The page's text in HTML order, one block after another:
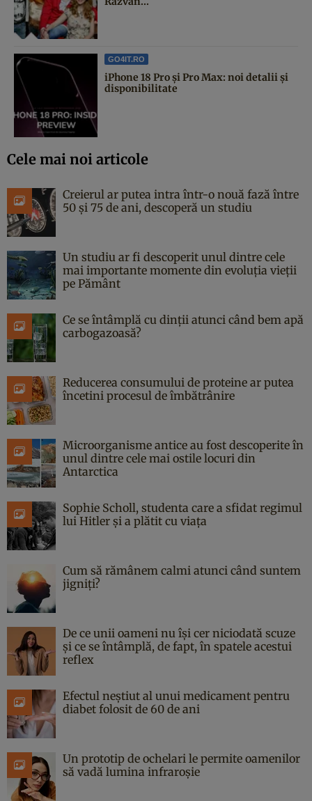
GO4IT.RO
iPhone 18 Pro și Pro Max: noi detalii și
disponibilitate
Cele mai noi articole
Creierul ar putea intra într-o nouă fază între
50 și 75 de ani, descoperă un studiu
Un studiu ar fi descoperit unul dintre cele
mai importante momente din evoluția vieții
pe Pământ
Ce se întâmplă cu dinții atunci când bem apă
carbogazoasă?
Reducerea consumului de proteine ar putea
încetini procesul de îmbătrânire
Microorganisme antice au fost descoperite în
unul dintre cele mai ostile locuri din
Antarctica
Sophie Scholl, studenta care a sfidat regimul
lui Hitler și a plătit cu viața
Cum să rămânem calmi atunci când suntem
jigniți?
De ce unii oameni nu își cer niciodată scuze
și ce se întâmplă, de fapt, în spatele acestui
reflex
Efectul neștiut al unui medicament pentru
diabet folosit de 60 de ani
Un prototip de ochelari le permite oamenilor
să vadă lumina infraroșie